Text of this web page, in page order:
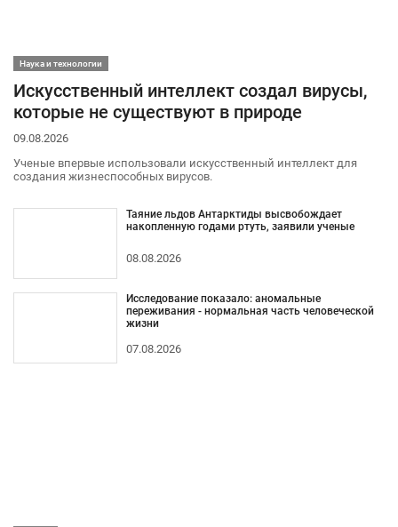
Наука и технологии
Искусственный интеллект создал вирусы,
которые не существуют в природе
09.08.2026
Ученые впервые использовали искусственный интеллект для
создания жизнеспособных вирусов.
Таяние льдов Антарктиды высвобождает
накопленную годами ртуть, заявили ученые
08.08.2026
Исследование показало: аномальные
переживания - нормальная часть человеческой
жизни
07.08.2026